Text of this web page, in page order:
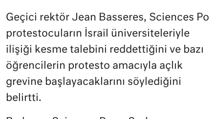
Geçici rektör Jean Basseres, Sciences Po
protestocuların İsrail üniversiteleriyle
ilişiği kesme talebini reddettiğini ve bazı
öğrencilerin protesto amacıyla açlık
grevine başlayacaklarını söylediğini
belirtti.